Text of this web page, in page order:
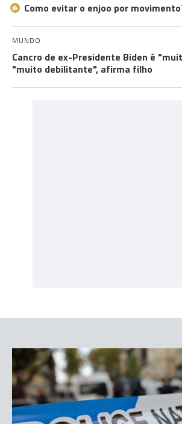
Como evitar o enjoo por
MUNDO
Cancro de ex-Presidente Biden é
"muito debilitante", afirma filho